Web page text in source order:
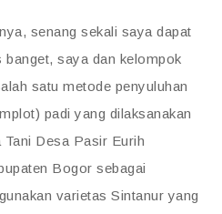
senang sekali saya dapat
saya dan kelompok
satu metode penyuluhan
padi yang dilaksanakan
Desa Pasir Eurih
Bogor sebagai
varietas Sintanur yang